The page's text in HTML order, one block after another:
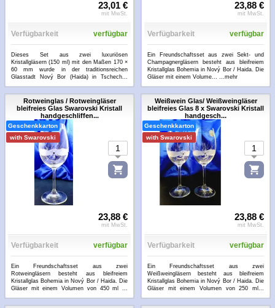
23,01 €
mit MwSt.
Verfügbarkeit verfügbar
Dieses Set aus zwei luxuriösen
Kristallgläsern (150 ml) mit den Maßen 170 ×
60 mm wurde in der traditionsreichen
Glasstadt Nový Bor (Haida) in Tschech...
23,88 €
mit MwSt.
Verfügbarkeit verfügbar
Ein Freundschaftsset aus zwei Sekt- und
Champagnergläsern besteht aus bleifreiem
Kristallglas Bohemia in Nový Bor / Haida. Die
Gläser mit einem Volume... ...mehr
Rotweinglas / Rotweingläser
bleifreies Glas Swarovski Kristall
handgeschliffen...
Geschenkkarton
with Swarovski
23,88 €
mit MwSt.
Verfügbarkeit verfügbar
Ein Freundschaftsset aus zwei
Rotweingläsern besteht aus bleifreiem
Kristallglas Bohemia in Nový Bor / Haida. Die
Gläser mit einem Volumen von 450 ml ...
Weißwein Glas/ Weißweingläser
bleifreies Glas 8 x Swarovski Kristall
handgesch...
Geschenkkarton
with Swarovski
23,88 €
mit MwSt.
Verfügbarkeit verfügbar
Ein Freundschaftsset aus zwei
Weißweingläsern besteht aus bleifreiem
Kristallglas Bohemia in Nový Bor / Haida. Die
Gläser mit einem Volumen von 250 ml...